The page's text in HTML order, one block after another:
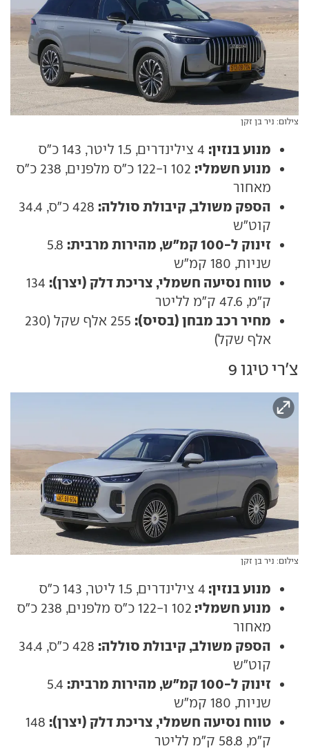
צילום: ניר בן זקן
מנוע בנזין:
מנוע חשמלי:
102 ו-122 כ"ס מלפנים, 238 כ"ס
מאחור
הספק משולב, קיבולת סוללה:
428 כ"ס, 34.4
קוט"ש
זינוק ל-100 קמ"ש, מהירות מרבית:
5.8
שניות, 180 קמ"ש
טווח נסיעה חשמלי, צריכת דלק (יצרן): 134
ק"מ, 47.6 ק"מ לליטר
מחיר רכב מבחן (בסיס):
255 אלף שקל (230
אלף שקל)
צ'רי טיגו 9
צילום: ניר בן זקן
מנוע בנזין: 4 צילינדרים, 1.5 ליטר, 143 כ"ס
מנוע חשמלי:
102 ו-122 כ"ס מלפנים, 238 כ"ס
מאחור
הספק משולב, קיבולת סוללה:
428 כ"ס, 34.4
קוט"ש
זינוק ל-100 קמ"ש, מהירות מרבית:
5.4
שניות, 180 קמ"ש
טווח נסיעה חשמלי, צריכת דלק (יצרן): 148
ק"מ, 58.8 ק"מ לליטר